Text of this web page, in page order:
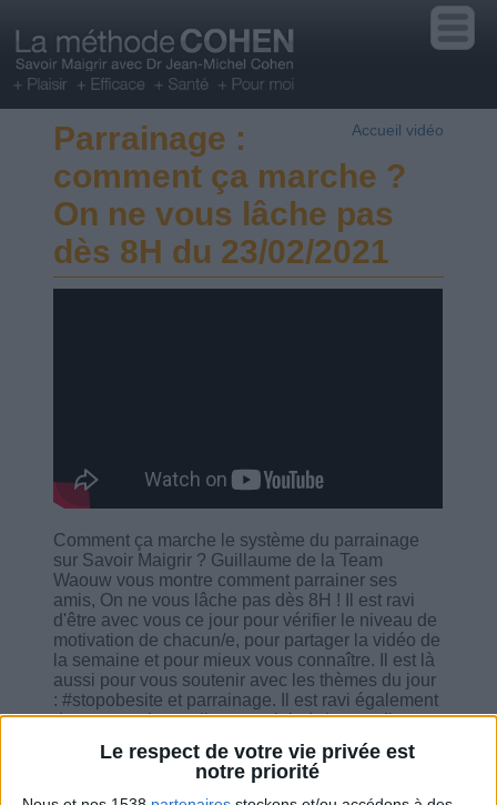
Le respect de votre vie privée est
notre priorité
Accueil vidéo
Parrainage :
comment ça marche ?
On ne vous lâche pas
dès 8H du 23/02/2021
Comment ça marche le système du parrainage
sur Savoir Maigrir ? Guillaume de la Team
Waouw vous montre comment parrainer ses
amis, On ne vous lâche pas dès 8H ! Il est ravi
d'être avec vous ce jour pour vérifier le niveau de
motivation de chacun/e, pour partager la vidéo de
la semaine et pour mieux vous connaître. Il est là
aussi pour vous soutenir avec les thèmes du jour
: #stopobesite et parrainage. Il est ravi également
de partager les outils essentiels (tchat en direct,
la bulle bien-être, et la rubrique pour toutes les
vidéos du docteur) et de répondre à vos